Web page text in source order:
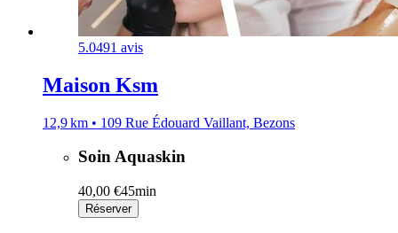
5.0491 avis
Maison Ksm
12,9 km • 109 Rue Édouard Vaillant, Bezons
Soin Aquaskin
40,00 €45min
Réserver